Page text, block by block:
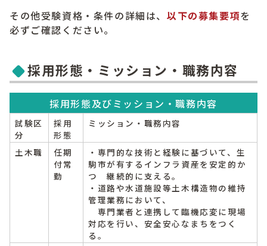
その他受験資格・条件の詳細は、以下の募集要項を
必ずご確認ください。
採用形態・ミッション・職務内容
採用形態及びミッション・職務内容
試験区
分
採用
形態
ミッション・職務内容
土木職
任期
付常
勤
・専門的な技術と経験に基づいて、生
駒市が有するインフラ資産を安定的か
つ 継続的に支える。
・道路や水道施設等土木構造物の維持
管理業務において、
専門業者と連携して臨機応変に現場
対応を行い、安全安心なまちをつく
る。